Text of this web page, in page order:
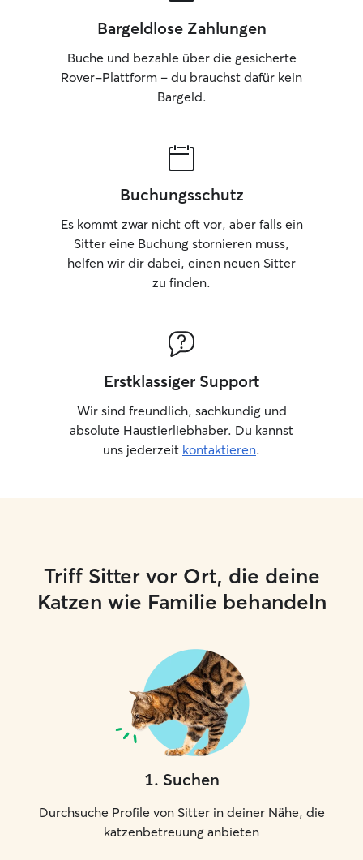
Bargeldlose Zahlungen
Buche und bezahle über die gesicherte
Rover-Plattform – du brauchst dafür kein
Bargeld.
Buchungsschutz
Es kommt zwar nicht oft vor, aber falls ein
Sitter eine Buchung stornieren muss,
helfen wir dir dabei, einen neuen Sitter
zu finden.
Erstklassiger Support
Wir sind freundlich, sachkundig und
absolute Haustierliebhaber. Du kannst
uns jederzeit kontaktieren.
Triff Sitter vor Ort, die deine
Katzen wie Familie behandeln
1. Suchen
Durchsuche Profile von Sitter in deiner Nähe, die
katzenbetreuung anbieten